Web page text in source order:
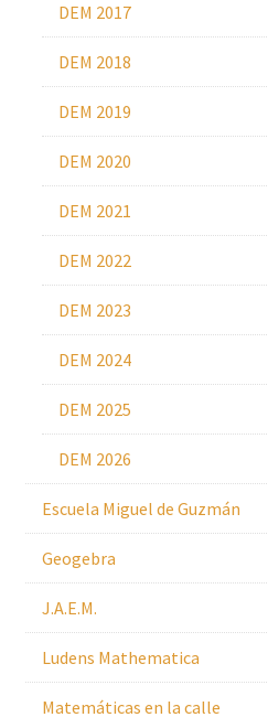
DEM 2017
DEM 2018
DEM 2019
DEM 2020
DEM 2021
DEM 2022
DEM 2023
DEM 2024
DEM 2025
DEM 2026
Escuela Miguel de Guzmán
Geogebra
J.A.E.M.
Ludens Mathematica
Matemáticas en la calle